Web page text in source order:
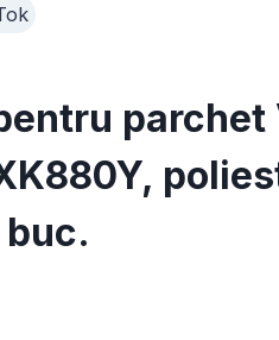
parchet
buc.